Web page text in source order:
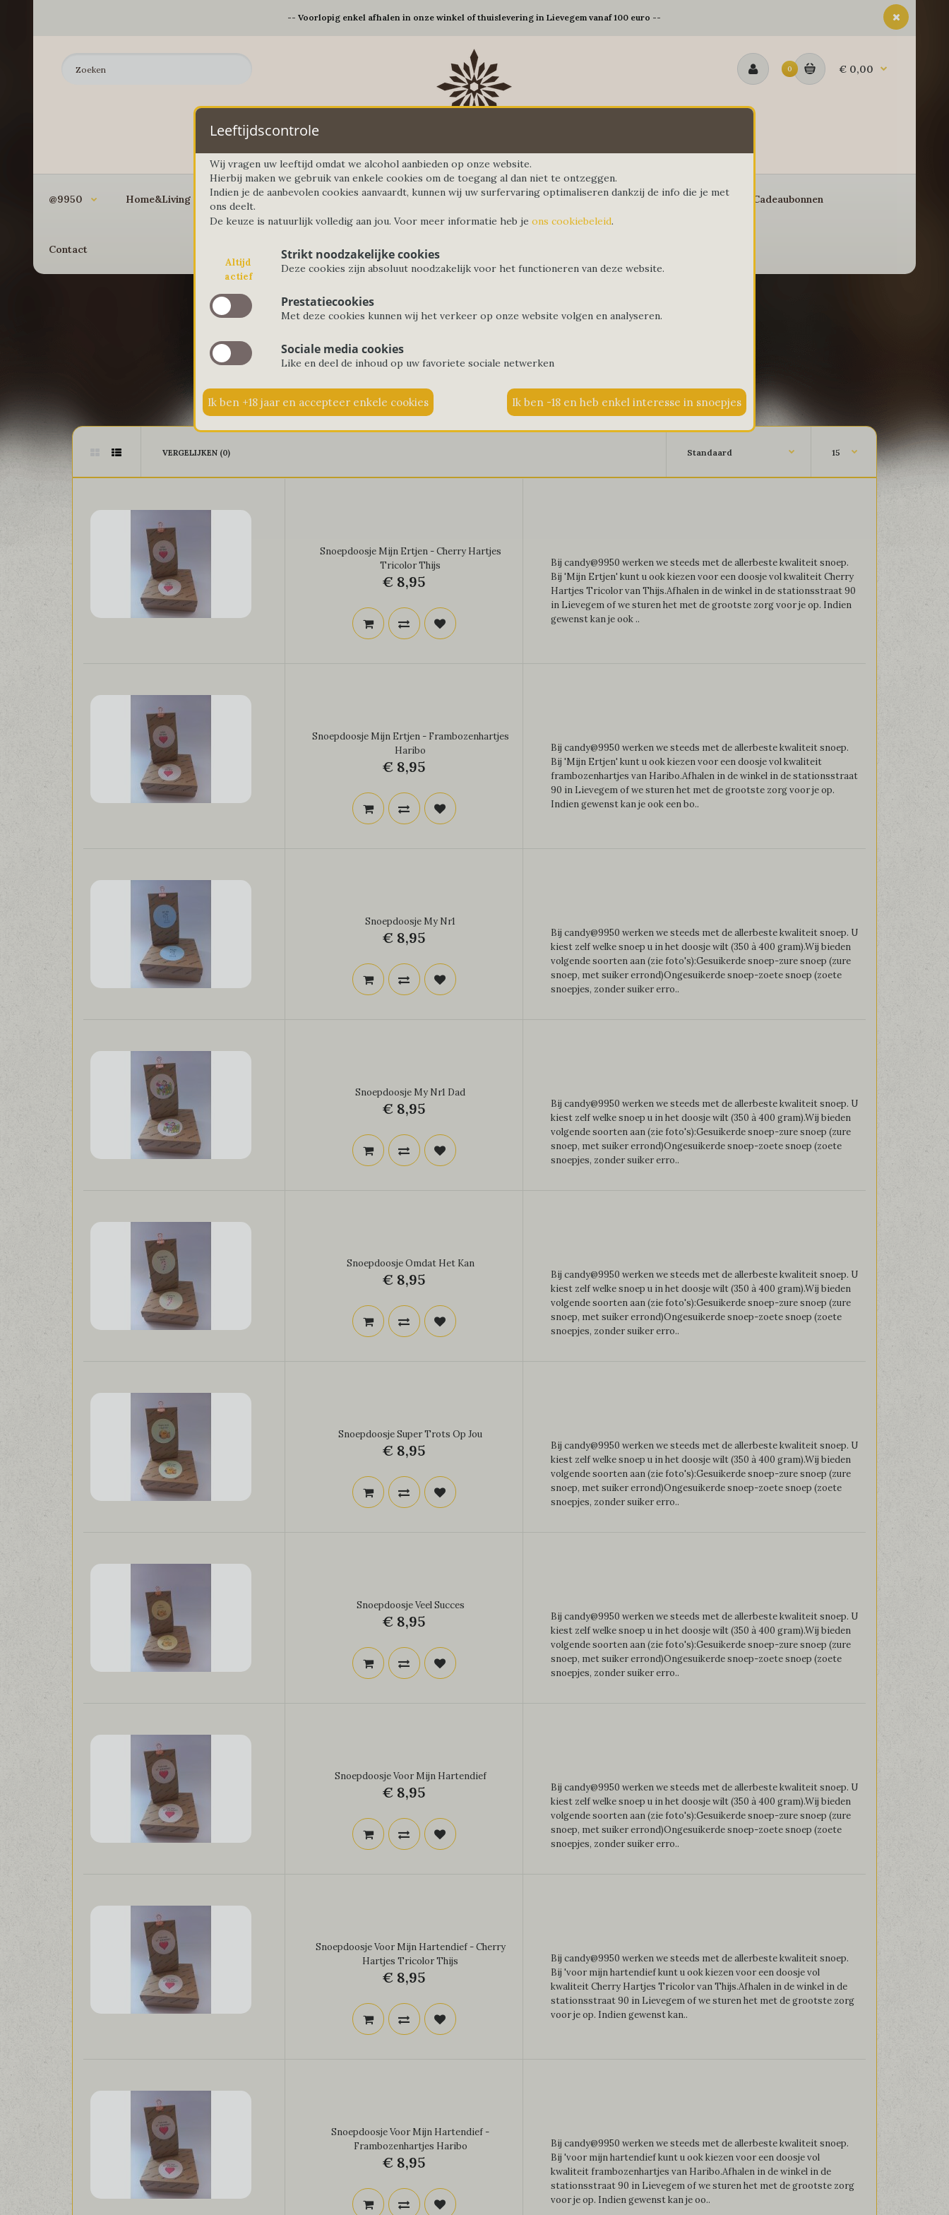
-- Voorlopig enkel afhalen in onze winkel of thuislevering in Lievegem vanaf 100 euro --
0 € 0,00
@9950 Home&Living Koken&Bakken Gedekte tafel Koffie&Thee Elektro Geschenkmanden Cadeaubonnen
Contact
VERGELIJKEN (0)
Snoepdoosje Mijn Ertjen - Cherry Hartjes
Tricolor Thijs
€ 8,95
Bij candy@9950 werken we steeds met de allerbeste kwaliteit snoep.
Bij 'Mijn Ertjen' kunt u ook kiezen voor een doosje vol kwaliteit Cherry
Hartjes Tricolor van Thijs.Afhalen in de winkel in de stationsstraat 90
in Lievegem of we sturen het met de grootste zorg voor je op. Indien
gewenst kan je ook ..
Snoepdoosje Mijn Ertjen - Frambozenhartjes
Haribo
€ 8,95
Bij candy@9950 werken we steeds met de allerbeste kwaliteit snoep.
Bij 'Mijn Ertjen' kunt u ook kiezen voor een doosje vol kwaliteit
frambozenhartjes van Haribo.Afhalen in de winkel in de stationsstraat
90 in Lievegem of we sturen het met de grootste zorg voor je op.
Indien gewenst kan je ook een bo..
Snoepdoosje My Nr1
€ 8,95
Bij candy@9950 werken we steeds met de allerbeste kwaliteit snoep. U
kiest zelf welke snoep u in het doosje wilt (350 à 400 gram).Wij bieden
volgende soorten aan (zie foto's):Gesuikerde snoep-zure snoep (zure
snoep, met suiker errond)Ongesuikerde snoep-zoete snoep (zoete
snoepjes, zonder suiker erro..
Snoepdoosje My Nr1 Dad
€ 8,95
Bij candy@9950 werken we steeds met de allerbeste kwaliteit snoep. U
kiest zelf welke snoep u in het doosje wilt (350 à 400 gram).Wij bieden
volgende soorten aan (zie foto's):Gesuikerde snoep-zure snoep (zure
snoep, met suiker errond)Ongesuikerde snoep-zoete snoep (zoete
snoepjes, zonder suiker erro..
Snoepdoosje Omdat Het Kan
€ 8,95
Bij candy@9950 werken we steeds met de allerbeste kwaliteit snoep. U
kiest zelf welke snoep u in het doosje wilt (350 à 400 gram).Wij bieden
volgende soorten aan (zie foto's):Gesuikerde snoep-zure snoep (zure
snoep, met suiker errond)Ongesuikerde snoep-zoete snoep (zoete
snoepjes, zonder suiker erro..
Snoepdoosje Super Trots Op Jou
€ 8,95
Bij candy@9950 werken we steeds met de allerbeste kwaliteit snoep. U
kiest zelf welke snoep u in het doosje wilt (350 à 400 gram).Wij bieden
volgende soorten aan (zie foto's):Gesuikerde snoep-zure snoep (zure
snoep, met suiker errond)Ongesuikerde snoep-zoete snoep (zoete
snoepjes, zonder suiker erro..
Snoepdoosje Veel Succes
€ 8,95
Bij candy@9950 werken we steeds met de allerbeste kwaliteit snoep. U
kiest zelf welke snoep u in het doosje wilt (350 à 400 gram).Wij bieden
volgende soorten aan (zie foto's):Gesuikerde snoep-zure snoep (zure
snoep, met suiker errond)Ongesuikerde snoep-zoete snoep (zoete
snoepjes, zonder suiker erro..
Snoepdoosje Voor Mijn Hartendief
€ 8,95
Bij candy@9950 werken we steeds met de allerbeste kwaliteit snoep. U
kiest zelf welke snoep u in het doosje wilt (350 à 400 gram).Wij bieden
volgende soorten aan (zie foto's):Gesuikerde snoep-zure snoep (zure
snoep, met suiker errond)Ongesuikerde snoep-zoete snoep (zoete
snoepjes, zonder suiker erro..
Snoepdoosje Voor Mijn Hartendief - Cherry
Hartjes Tricolor Thijs
€ 8,95
Bij candy@9950 werken we steeds met de allerbeste kwaliteit snoep.
Bij 'voor mijn hartendief kunt u ook kiezen voor een doosje vol
kwaliteit Cherry Hartjes Tricolor van Thijs.Afhalen in de winkel in de
stationsstraat 90 in Lievegem of we sturen het met de grootste zorg
voor je op. Indien gewenst kan..
Snoepdoosje Voor Mijn Hartendief -
Frambozenhartjes Haribo
€ 8,95
Bij candy@9950 werken we steeds met de allerbeste kwaliteit snoep.
Bij 'voor mijn hartendief kunt u ook kiezen voor een doosje vol
kwaliteit frambozenhartjes van Haribo.Afhalen in de winkel in de
stationsstraat 90 in Lievegem of we sturen het met de grootste zorg
voor je op. Indien gewenst kan je oo..
Leeftijdscontrole
Wij vragen uw leeftijd omdat we alcohol aanbieden op onze website.
Hierbij maken we gebruik van enkele cookies om de toegang al dan niet te ontzeggen.
Indien je de aanbevolen cookies aanvaardt, kunnen wij uw surfervaring optimaliseren dankzij de info die je met
ons deelt.
De keuze is natuurlijk volledig aan jou. Voor meer informatie heb jeons cookiebeleid.
Altijd
actief
Strikt noodzakelijke cookies
Deze cookies zijn absoluut noodzakelijk voor het functioneren van deze website.
Prestatiecookies
Met deze cookies kunnen wij het verkeer op onze website volgen en analyseren.
Sociale media cookies
Like en deel de inhoud op uw favoriete sociale netwerken